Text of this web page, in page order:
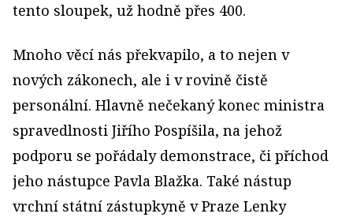
tento sloupek, už hodně přes 400.
Mnoho věcí nás překvapilo, a to nejen v
nových zákonech, ale i v rovině čistě
personální. Hlavně nečekaný konec ministra
spravedlnosti Jiřího Pospíšila, na jehož
podporu se pořádaly demonstrace, či příchod
jeho nástupce Pavla Blažka. Také nástup
vrchní státní zástupkyně v Praze Lenky